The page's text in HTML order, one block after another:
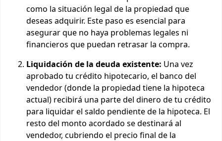
como la situación legal de la propiedad que
deseas adquirir. Este paso es esencial para
asegurar que no haya problemas legales ni
financieros que puedan retrasar la compra.
Liquidación de la deuda existente: Una vez
aprobado tu crédito hipotecario, el banco del
vendedor (donde la propiedad tiene la hipoteca
actual) recibirá una parte del dinero de tu crédito
para liquidar el saldo pendiente de la hipoteca. El
resto del monto acordado se destinará al
vendedor, cubriendo el precio final de la